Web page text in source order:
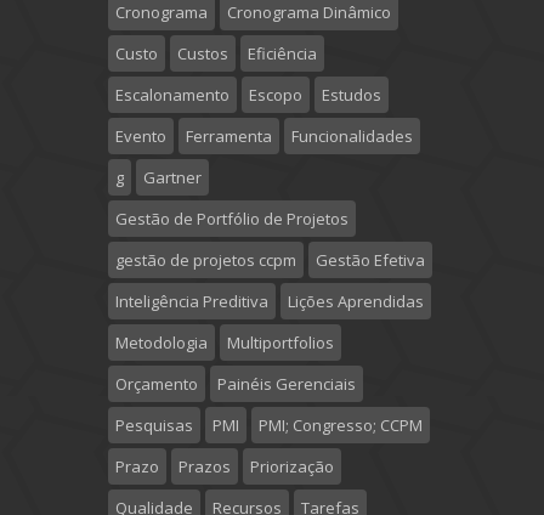
Cronograma
Cronograma Dinâmico
Custo
Custos
Eficiência
Escalonamento
Escopo
Estudos
Evento
Ferramenta
Funcionalidades
g
Gartner
Gestão de Portfólio de Projetos
gestão de projetos ccpm
Gestão Efetiva
Inteligência Preditiva
Lições Aprendidas
Metodologia
Multiportfolios
Orçamento
Painéis Gerenciais
Pesquisas
PMI
PMI; Congresso; CCPM
Prazo
Prazos
Priorização
Qualidade
Recursos Tarefas